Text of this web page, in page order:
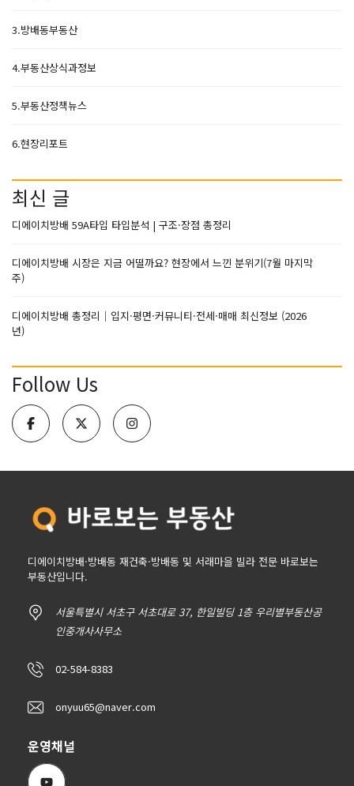
3.방배동부동산
4.부동산상식과정보
5.부동산정책뉴스
6.현장리포트
최신 글
디에이치방배 59A타입 타입분석 | 구조·장점 총정리
디에이치방배 시장은 지금 어떨까요? 현장에서 느낀 분위기(7월 마지막
주)
디에이치방배 총정리｜입지·평면·커뮤니티·전세·매매 최신정보 (2026
년)
Follow Us
디에이치방배·방배동 재건축·방배동 및 서래마을 빌라 전문 바로보는
부동산입니다.
서울특별시 서초구 서초대로 37, 한일빌딩 1층 우리별부동산공
인중개사사무소
02-584-8383
onyuu65@naver.com
운영채널